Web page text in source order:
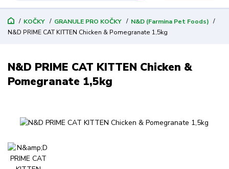
KOČKY GRANULE PRO KOČKY
N&D (Farmina Pet Foods)
N&D PRIME CAT KITTEN Chicken & Pomegranate 1,5kg
N&D PRIME CAT KITTEN Chicken &
Pomegranate 1,5kg